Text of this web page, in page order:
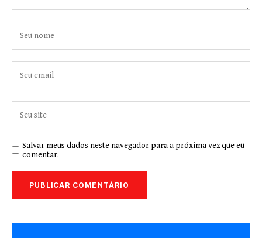
Salvar meus dados neste navegador para a próxima vez que eu
comentar.